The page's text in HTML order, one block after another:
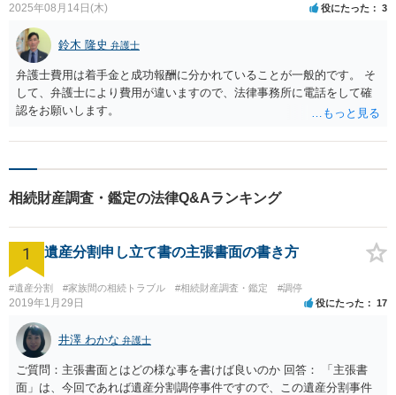
2025年08月14日(木) 役にたった 3
鈴木 隆史 弁護士
弁護士費用は着手金と成功報酬に分かれていることが一般的です。 そ
して、弁護士により費用が違いますので、法律事務所に電話をして確
認をお願いします。
相続財産調査・鑑定の法律Q&Aランキング
1 遺産分割申し立て書の主張書面の書き方
#遺産分割 #家族間の相続トラブル #相続財産調査・鑑定 #調停
2019年1月29日 役にたった 17
井澤 わかな 弁護士
ご質問：主張書面とはどの様な事を書けば良いのか 回答： 「主張書
面」は、今回であれば遺産分割調停事件ですので、この遺産分割事件